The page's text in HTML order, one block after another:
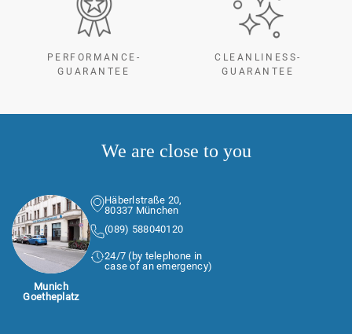
PERFORMANCE-
GUARANTEE
CLEANLINESS-
GUARANTEE
We are close to you
Munich
Goetheplatz
Häberlstraße 20,
80337 München
(089) 588040120
24/7 (by telephone in
case of an emergency)